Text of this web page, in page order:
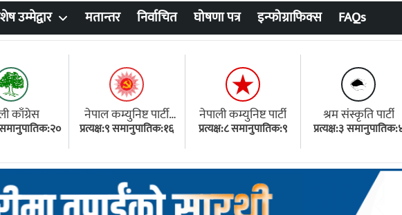
उम्मेद्वार मतान्तर निर्वाचित घोषणा पत्र इन्फोग्राफिक्स FAQs
काँग्रेस
समानुपातिक:२०
नेपाल कम्युनिष्ट पार्टी
(एमाले)
प्रत्यक्ष:९ समानुपातिक:१६
नेपाली कम्युनिष्ट पार्टी
प्रत्यक्ष:८ समानुपातिक:९
श्रम संस्कृति पार्टी
प्रत्यक्ष:३